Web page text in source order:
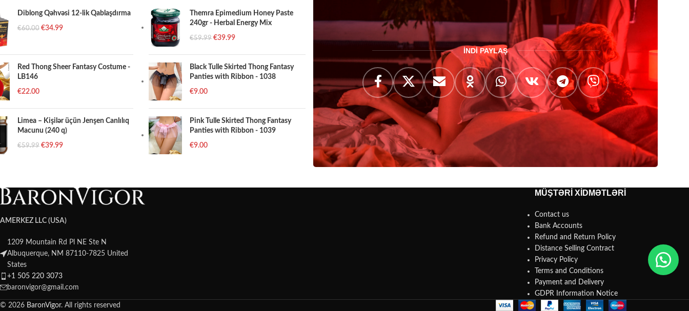
Diblong Qəhvəsi 12-lik Qablaşdırma
€60.00 €34.99
Red Thong Sheer Fantasy Costume -
LB146
€22.00
Limea – Kişilər üçün Jenşen Canlılıq
Macunu (240 q)
€59.99 €39.99
Themra Epimedium Honey Paste
240gr - Herbal Energy Mix
€59.99 €39.99
Black Tulle Skirted Thong Fantasy
Panties with Ribbon - 1038
€9.00
Pink Tulle Skirted Thong Fantasy
Panties with Ribbon - 1039
€9.00
İNDİ PAYLAŞ
AMERKEZ LLC (USA)
1209 Mountain Rd Pl NE Ste N
Albuquerque, NM 87110-7825 United
States
+1 505 220 3073
baronvigor@gmail.com
MÜŞTƏRİ XİDMƏTLƏRİ
Contact us
Bank Accounts
Refund and Return Policy
Distance Selling Contract
Privacy Policy
Terms and Conditions
Payment and Delivery
GDPR Information Notice
© 2026 BaronVigor. All rights reserved